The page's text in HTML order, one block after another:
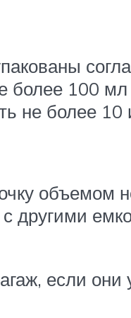
более 100
не более
объемом
если